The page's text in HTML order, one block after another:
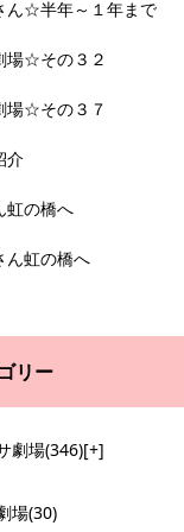
ん☆半年～１年まで
場☆その３２
場☆その３７
介
虹の橋へ
ん虹の橋へ
リー
劇場(346)[+]
場(30)